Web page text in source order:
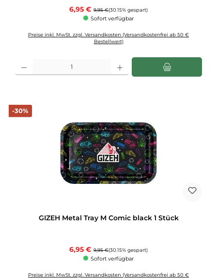
Verkaufspreis:
6,95 € Regulärer Preis:
9,95 €(30.15% gespart)
Sofort verfügbar
Preise inkl. MwSt. zzgl. Versandkosten (Versandkostenfrei ab 50 €
Bestellwert)
Produkt Anzahl: Gib den gewünschten Wert ein oder benutze die Schaltflächen
-30%Rabatt
GIZEH Metal Tray M Comic black 1 Stück
Verkaufspreis:
6,95 € Regulärer Preis:
9,95 €(30.15% gespart)
Sofort verfügbar
Preise inkl. MwSt. zzgl. Versandkosten (Versandkostenfrei ab 50 €